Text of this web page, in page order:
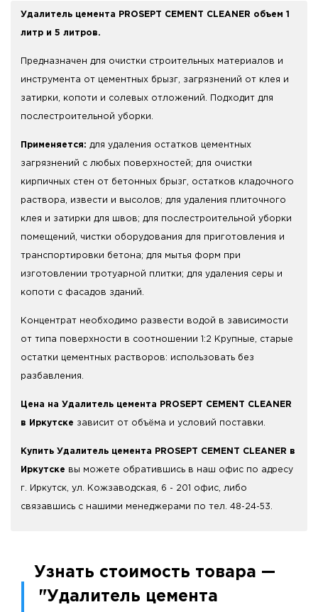
Удалитель цемента PROSEPT CEMENT CLEANER объем 1
литр и 5 литров.
Предназначен для очистки строительных материалов и
инструмента от цементных брызг, загрязнений от клея и
затирки, копоти и солевых отложений. Подходит для
послестроительной уборки.
Применяется: для удаления остатков цементных
загрязнений с любых поверхностей; для очистки
кирпичных стен от бетонных брызг, остатков кладочного
раствора, извести и высолов; для удаления плиточного
клея и затирки для швов; для послестроительной уборки
помещений, чистки оборудования для приготовления и
транспортировки бетона; для мытья форм при
изготовлении тротуарной плитки; для удаления серы и
копоти с фасадов зданий.
Концентрат необходимо развести водой в зависимости
от типа поверхности в соотношении 1:2 Крупные, старые
остатки цементных растворов: использовать без
разбавления.
Цена на Удалитель цемента PROSEPT CEMENT CLEANER
в Иркутске зависит от объёма и условий поставки.
Купить Удалитель цемента PROSEPT CEMENT CLEANER в
Иркутске вы можете обратившись в наш офис по адресу
г. Иркутск, ул. Кожзаводская, 6 - 201 офис, либо
связавшись с нашими менеджерами по тел. 48-24-53.
Узнать стоимость товара —
"Удалитель цемента